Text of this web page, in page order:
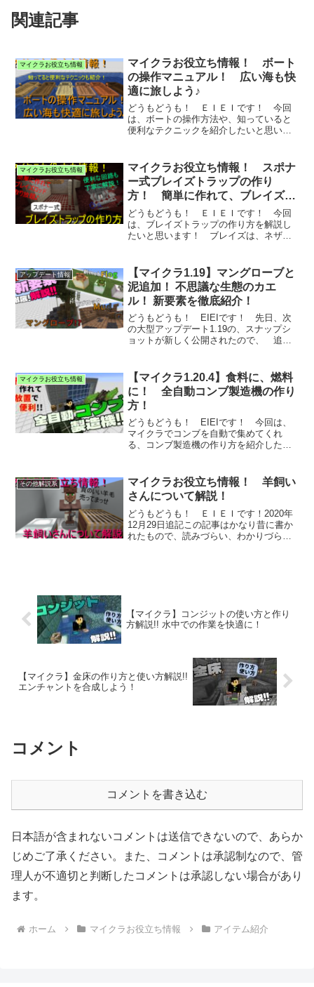
関連記事
マイクラお役立ち情報
マイクラお役立ち情報！ ボート
の操作マニュアル！ 広い海も快
適に旅しよう♪
どうもどうも！ ＥＩＥＩです！ 今回
は、ボートの操作方法や、知っていると
便利なテクニックを紹介したいと思いま
マイクラお役立ち情報
マイクラお役立ち情報！ スポナ
ー式ブレイズトラップの作り
方！ 簡単に作れて、ブレイズロ
ッド取り放題です！
どうもどうも！ ＥＩＥＩです！ 今回
は、ブレイズトラップの作り方を解説し
たいと思います！ ブレイズは、ネザー
アップデート情報
【マイクラ1.19】マングローブと
泥追加！ 不思議な生態のカエ
ル！ 新要素を徹底紹介！
どうもどうも！ EIEIです！ 先日、次
の大型アップデート1.19の、スナップシ
ョットが新しく公開されたので、 追加
マイクラお役立ち情報
【マイクラ1.20.4】食料に、燃料
に！ 全自動コンブ製造機の作り
方！
どうもどうも！ EIEIです！ 今回は、
マイクラでコンブを自動で集めてくれ
る、コンブ製造機の作り方を紹介したい
その他解説系
マイクラお役立ち情報！ 羊飼い
さんについて解説！
どうもどうも！ ＥＩＥＩです！2020年
12月29日追記この記事はかなり昔に書か
れたもので、読みづらい、わかりづらい
【マイクラ】コンジットの使い方と作り
方解説!! 水中での作業を快適に！
【マイクラ】金床の作り方と使い方解説!!
エンチャントを合成しよう！
コメント
コメントを書き込む
日本語が含まれないコメントは送信できないので、あらか
じめご了承ください。また、コメントは承認制なので、管
理人が不適切と判断したコメントは承認しない場合があり
ます。
ホーム マイクラお役立ち情報 アイテム紹介